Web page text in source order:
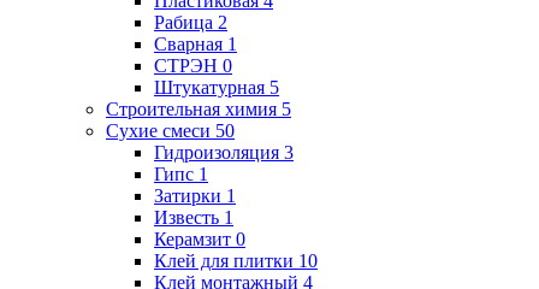
Рабица 2
Сварная 1
СТРЭН 0
Штукатурная 5
Строительная химия 5
Сухие смеси 50
Гидроизоляция 3
Гипс 1
Затирки 1
Известь 1
Керамзит 0
Клей для плитки 10
Клей монтажный 4